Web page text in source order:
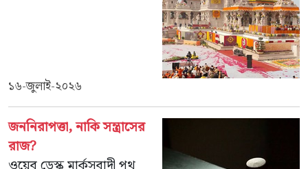
১৬-জুলাই-২০২৬
জননিরাপত্তা, নাকি সন্ত্রাসের
রাজ?